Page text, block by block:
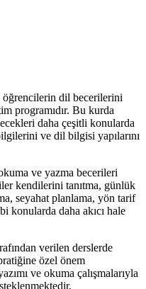
dil becerilerini
programıdır. Bu kurda
daha çeşitli konularda
ve dil bilgisi yapılarını
ve yazma becerileri
kendilerini tanıtma, günlük
seyahat planlama, yön tarif
konularda daha akıcı hale
verilen derslerde
özel önem
ve okuma çalışmalarıyla